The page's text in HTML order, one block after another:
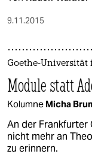
9.11.2015
Goethe-Universität
Module statt
Kolumne Micha
An der Frankfurter
nicht mehr an
zu erinnern.